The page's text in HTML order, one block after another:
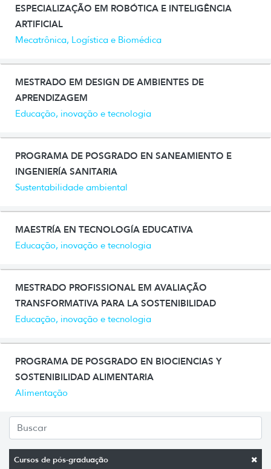
Cursos de pós-graduação
ESPECIALIZAÇÃO EM ROBÓTICA E INTELIGÊNCIA
ARTIFICIAL
Mecatrônica, Logística e Biomédica
MESTRADO EM DESIGN DE AMBIENTES DE
APRENDIZAGEM
Educação, inovação e tecnologia
PROGRAMA DE POSGRADO EN SANEAMIENTO E
INGENIERÍA SANITARIA
Sustentabilidade ambiental
MAESTRÍA EN TECNOLOGÍA EDUCATIVA
Educação, inovação e tecnologia
MESTRADO PROFISSIONAL EM AVALIAÇÃO
TRANSFORMATIVA PARA LA SOSTENIBILIDAD
Educação, inovação e tecnologia
PROGRAMA DE POSGRADO EN BIOCIENCIAS Y
SOSTENIBILIDAD ALIMENTARIA
Alimentação